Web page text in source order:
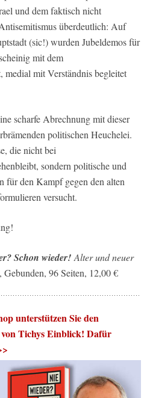
und dem faktisch nicht
überdeutlich: Auf
(sic!) wurden Jubeldemos für
mit dem
medial mit Verständnis begleitet
scharfe Abrechnung mit dieser
politischen Heuchelei.
die nicht bei
sondern politische und
für den Kampf gegen den alten
versucht.
Schon wieder!Alter und neuer
Gebunden, 96 Seiten, 12,00 €
unterstützen Sie den
Tichys Einblick! Dafür